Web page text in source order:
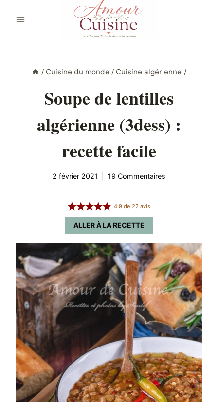
/ Cuisine du monde / Cuisine algérienne /
Soupe de lentilles
algérienne (3dess) :
recette facile
2 février 2021 19 Commentaires
ALLER À LA RECETTE
4.9de 22 avis